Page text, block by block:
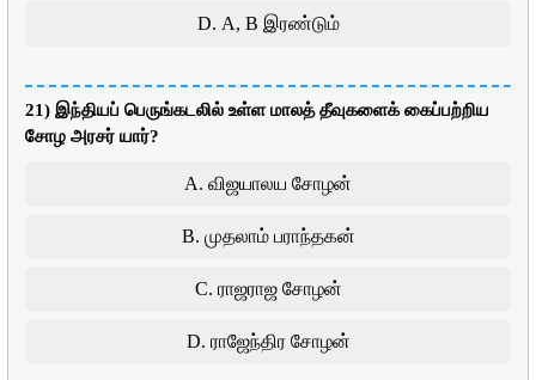
D. A, B இரண்டும்
21) இந்தியப் பெருங்கடலில் உள்ள மாலத் தீவுகளைக் கைப்பற்றிய
சோழ அரசர் யார்?
A. விஜயாலய சோழன்
B. முதலாம் பராந்தகன்
C. ராஜராஜ சோழன்
D. ராஜேந்திர சோழன்